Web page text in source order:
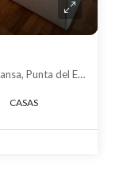
Casa 4 dormitorios, Playa Mansa, Playa Mansa, Punta del Este
CASAS